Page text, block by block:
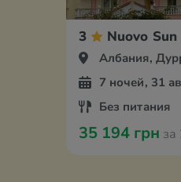
3 Nuovo Sun
Албания,
7 ночей, 31
Без питания
35 194 грн за